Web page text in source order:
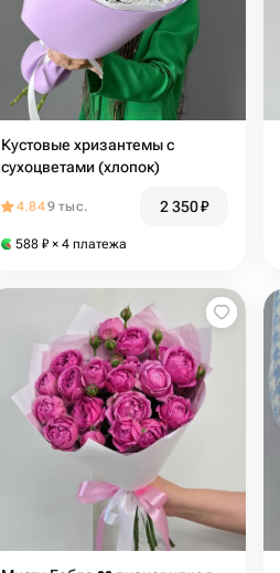
Кустовые хризантемы с
сухоцветами (хлопок)
4.849 тыс. 2 350₽
588 ₽ × 4 платежа